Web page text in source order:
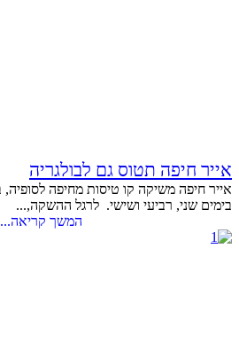
אייר חיפה תטוס גם לבולגריה
בימים שני, רביעי ושישי. לרגל ההשקה,...
המשך קריאה...